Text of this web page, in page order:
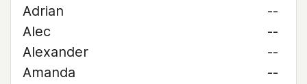
Adrian
--
Alec
--
Alexander
--
Amanda
--